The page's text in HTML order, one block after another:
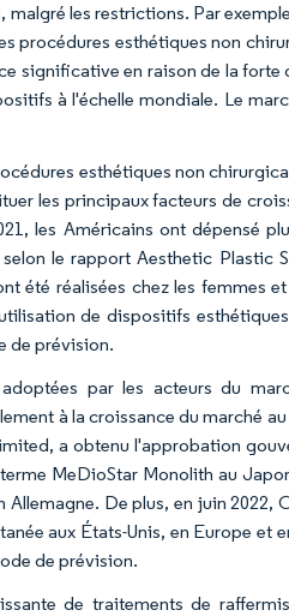
les restrictions. Par
procédures esthétiques non
significative en raison de la
à l'échelle mondiale. Le
esthétiques non
les principaux facteurs de
les Américains ont dépensé
le rapport Aesthetic Plastic
été réalisées chez les femmes
de dispositifs
de prévision.
par les acteurs du
à la croissance du marché
a obtenu l'approbation
MeDioStar Monolith au
Allemagne. De plus, en juin
aux États-Unis, en Europe
de prévision.
de traitements de